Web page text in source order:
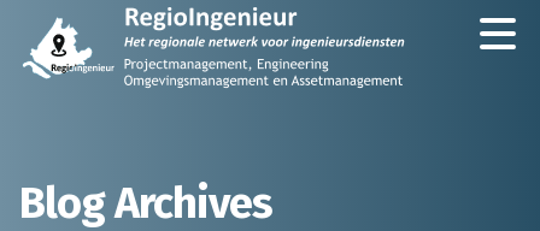
Blog Archives